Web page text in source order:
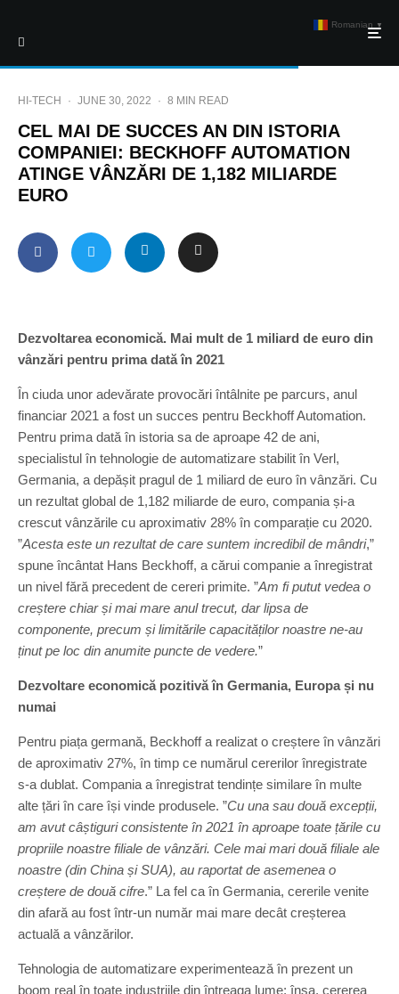
HI-TECH · JUNE 30, 2022 · 8 MIN READ
CEL MAI DE SUCCES AN DIN ISTORIA
COMPANIEI: BECKHOFF AUTOMATION
ATINGE VÂNZĂRI DE 1,182 MILIARDE
EURO
Dezvoltarea economică. Mai mult de 1 miliard de euro din
vânzări pentru prima dată în 2021
În ciuda unor adevărate provocări întâlnite pe parcurs, anul
financiar 2021 a fost un succes pentru Beckhoff Automation.
Pentru prima dată în istoria sa de aproape 42 de ani,
specialistul în tehnologie de automatizare stabilit în Verl,
Germania, a depășit pragul de 1 miliard de euro în vânzări. Cu
un rezultat global de 1,182 miliarde de euro, compania și-a
crescut vânzările cu aproximativ 28% în comparație cu 2020.
”Acesta este un rezultat de care suntem incredibil de mândri,”
spune încântat Hans Beckhoff, a cărui companie a înregistrat
un nivel fără precedent de cereri primite. ”Am fi putut vedea o
creștere chiar și mai mare anul trecut, dar lipsa de
componente, precum și limitările capacităților noastre ne-au
ținut pe loc din anumite puncte de vedere.”
Dezvoltare economică pozitivă în Germania, Europa și nu
numai
Pentru piața germană, Beckhoff a realizat o creștere în vânzări
de aproximativ 27%, în timp ce numărul cererilor înregistrate
s-a dublat. Compania a înregistrat tendințe similare în multe
alte țări în care își vinde produsele. ”Cu una sau două excepții,
am avut câștiguri consistente în 2021 în aproape toate țările cu
propriile noastre filiale de vânzări. Cele mai mari două filiale ale
noastre (din China și SUA), au raportat de asemenea o
creștere de două cifre.” La fel ca în Germania, cererile venite
din afară au fost într-un număr mai mare decât creșterea
actuală a vânzărilor.
Tehnologia de automatizare experimentează în prezent un
boom real în toate industriile din întreaga lume; însa, cererea
Romanian ▼